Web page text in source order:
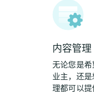
内容管理
无论您是
业主，还
理都可以